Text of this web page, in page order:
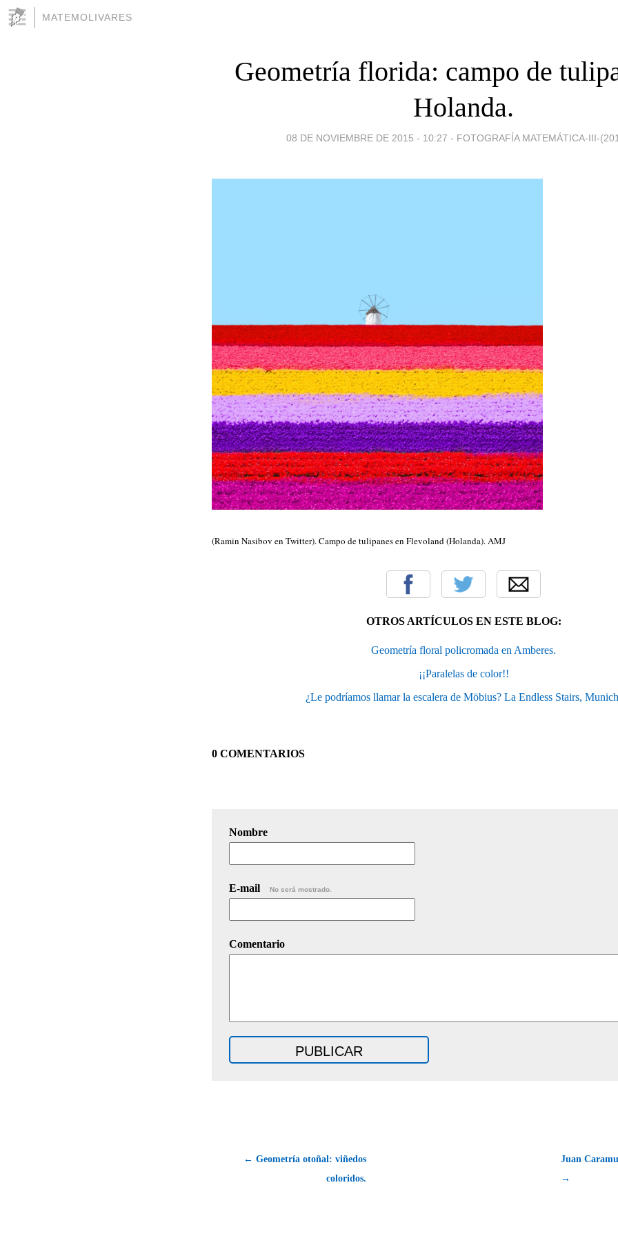
MATEMOLIVARES
Geometría florida: campo de
Holanda.
08 DE NOVIEMBRE DE 2015 - 10:27 - FOTOGRAFÍA MATEMÁTICA-III-
(Ramin Nasibov en Twitter). Campo de tulipanes en Flevoland (Holanda). AMJ
OTROS ARTÍCULOS EN ESTE BLOG:
Geometría floral policromada en Amberes.
¡¡Paralelas de color!!
¿Le podríamos llamar la escalera de Möbius? La Endless Stairs,
0 COMENTARIOS
Nombre
E-mail No será mostrado.
Comentario
← Geometría otoñal: viñedos
coloridos.
Juan
→